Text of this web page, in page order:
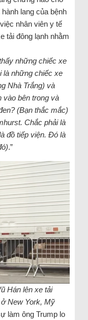
lang của bệnh
nhân viên y tế
tải đông lạnh nhằm
những chiếc xe
là những chiếc xe
Nhà Trắng) và
vào bên trong và
(Bạn thắc mắc)
Chắc phải là
đồ tiếp viện. Đó là
.”
Hán lên xe tải
New York, Mỹ
làm ông Trump lo